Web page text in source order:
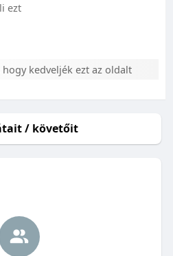
ezt
kedveljék ezt az oldalt
/ követőit